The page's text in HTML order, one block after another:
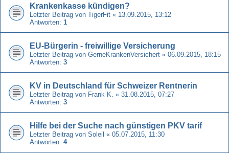
Krankenkasse kündigen?
Letzter Beitrag von TigerFit « 13.09.2015, 13:12
Antworten: 1
EU-Bürgerin - freiwillige Versicherung
Letzter Beitrag von GerneKrankenVersichert « 06.09.2015, 18:15
Antworten: 3
KV in Deutschland für Schweizer Rentnerin
Letzter Beitrag von Frank K. « 31.08.2015, 07:27
Antworten: 3
Hilfe bei der Suche nach günstigen PKV tarif
Letzter Beitrag von Soleil « 05.07.2015, 11:30
Antworten: 4